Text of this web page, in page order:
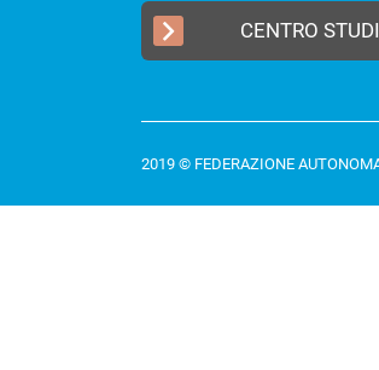
CENTRO STUDI
2019 © FEDERAZIONE